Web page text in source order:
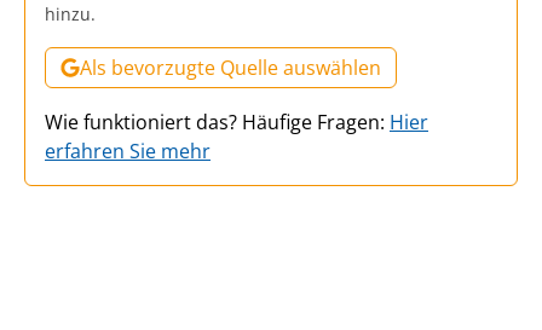
hinzu.
Als bevorzugte Quelle auswählen
Wie funktioniert das? Häufige Fragen: Hier
erfahren Sie mehr